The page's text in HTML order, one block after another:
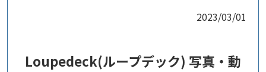
2023/03/01
Loupedeck(ループデック) 写真・動